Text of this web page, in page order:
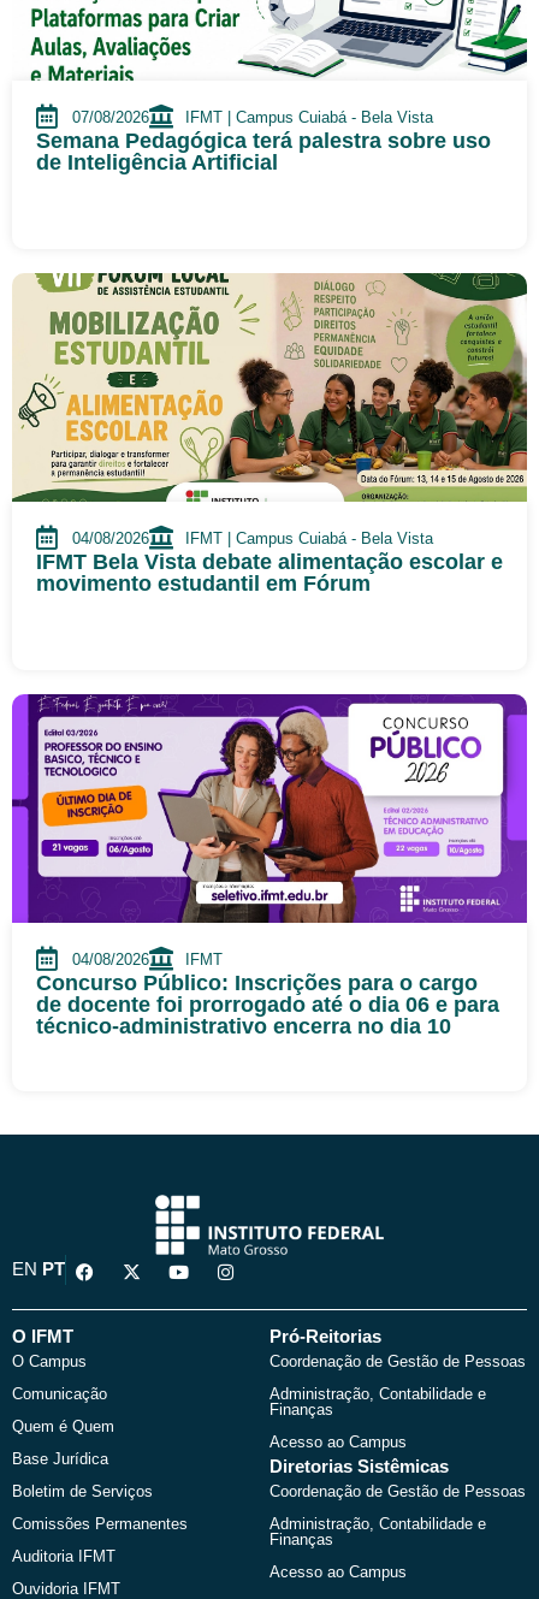
07/08/2026 IFMT | Campus Cuiabá - Bela Vista
Semana Pedagógica terá palestra sobre uso
de Inteligência Artificial
04/08/2026 IFMT | Campus Cuiabá - Bela Vista
IFMT Bela Vista debate alimentação escolar e
movimento estudantil em Fórum
04/08/2026 IFMT
Concurso Público: Inscrições para o cargo
de docente foi prorrogado até o dia 06 e para
técnico-administrativo encerra no dia 10
EN PT
F
a
e
o
k
X
-
w
Y
o
t
I
n
t
O IFMT
O Campus
Comunicação
Quem é Quem
Base Jurídica
Boletim de Serviços
Comissões Permanentes
Auditoria IFMT
Ouvidoria IFMT
Pró-Reitorias
Coordenação de Gestão de Pessoas
Administração, Contabilidade e
Finanças
Acesso ao Campus
Diretorias Sistêmicas
Coordenação de Gestão de Pessoas
Administração, Contabilidade e
Finanças
Acesso ao Campus